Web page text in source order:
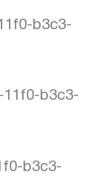
b3c3-
11f0-b3c3-
b3c3-